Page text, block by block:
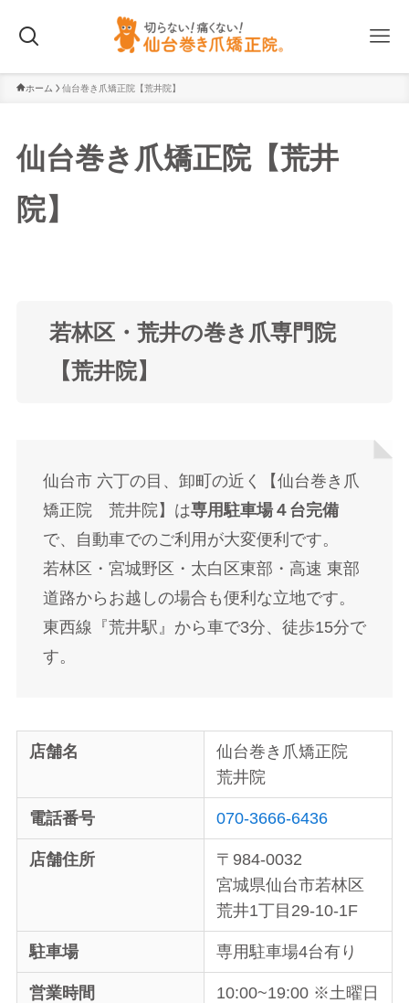
ホーム 仙台巻き爪矯正院【荒井院】
仙台巻き爪矯正院【荒井
院】
若林区・荒井の巻き爪専門院
【荒井院】
仙台市 六丁の目、卸町の近く【仙台巻き爪
矯正院 荒井院】は専用駐車場４台完備
で、自動車でのご利用が大変便利です。
若林区・宮城野区・太白区東部・高速 東部
道路からお越しの場合も便利な立地です。
東西線『荒井駅』から車で3分、徒歩15分で
す。
店舗名
仙台巻き爪矯正院
荒井院
電話番号 070-3666-6436
店舗住所
〒984-0032
宮城県仙台市若林区
荒井1丁目29-10-1F
駐車場 専用駐車場4台有り
営業時間
10:00~19:00 ※土曜日